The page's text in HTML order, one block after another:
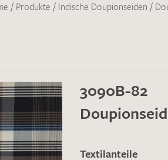
/ Produkte / Indische Doupionseiden /
3090B-82
Textilanteile